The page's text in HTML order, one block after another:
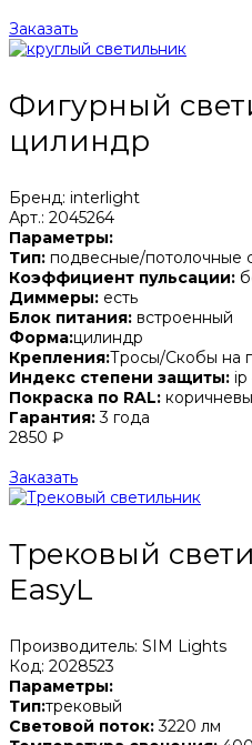
Заказать
Фигурный
цилиндр
Бренд: interlight
Арт.: 2045264
Параметры:
Тип: подвесные/потолочные
Коэффициент пульсации:
Диммеры: есть
Блок питания: встроенный
Форма:цилиндр
Крепления:Тросы/Скобы на
Индекс степени защиты: ip
Покраска по RAL:
Гарантия:3 года
2850 ₽
Заказать
Трековый
EasyL
Производитель: SIM Lights
Код: 2028523
Параметры:
Тип:трековый
Световой поток:3220 лм